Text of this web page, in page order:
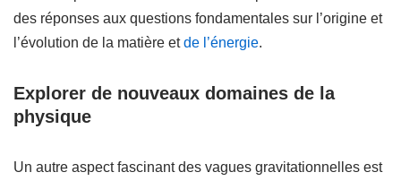
des réponses aux questions fondamentales sur l’origine et
l’évolution de la matière etde l’énergie.
Explorer de nouveaux domaines de la
physique
Un autre aspect fascinant des vagues gravitationnelles est